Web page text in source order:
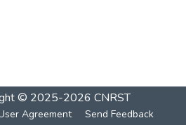
© 2025-2026 CNRST
Agreement Send Feedback